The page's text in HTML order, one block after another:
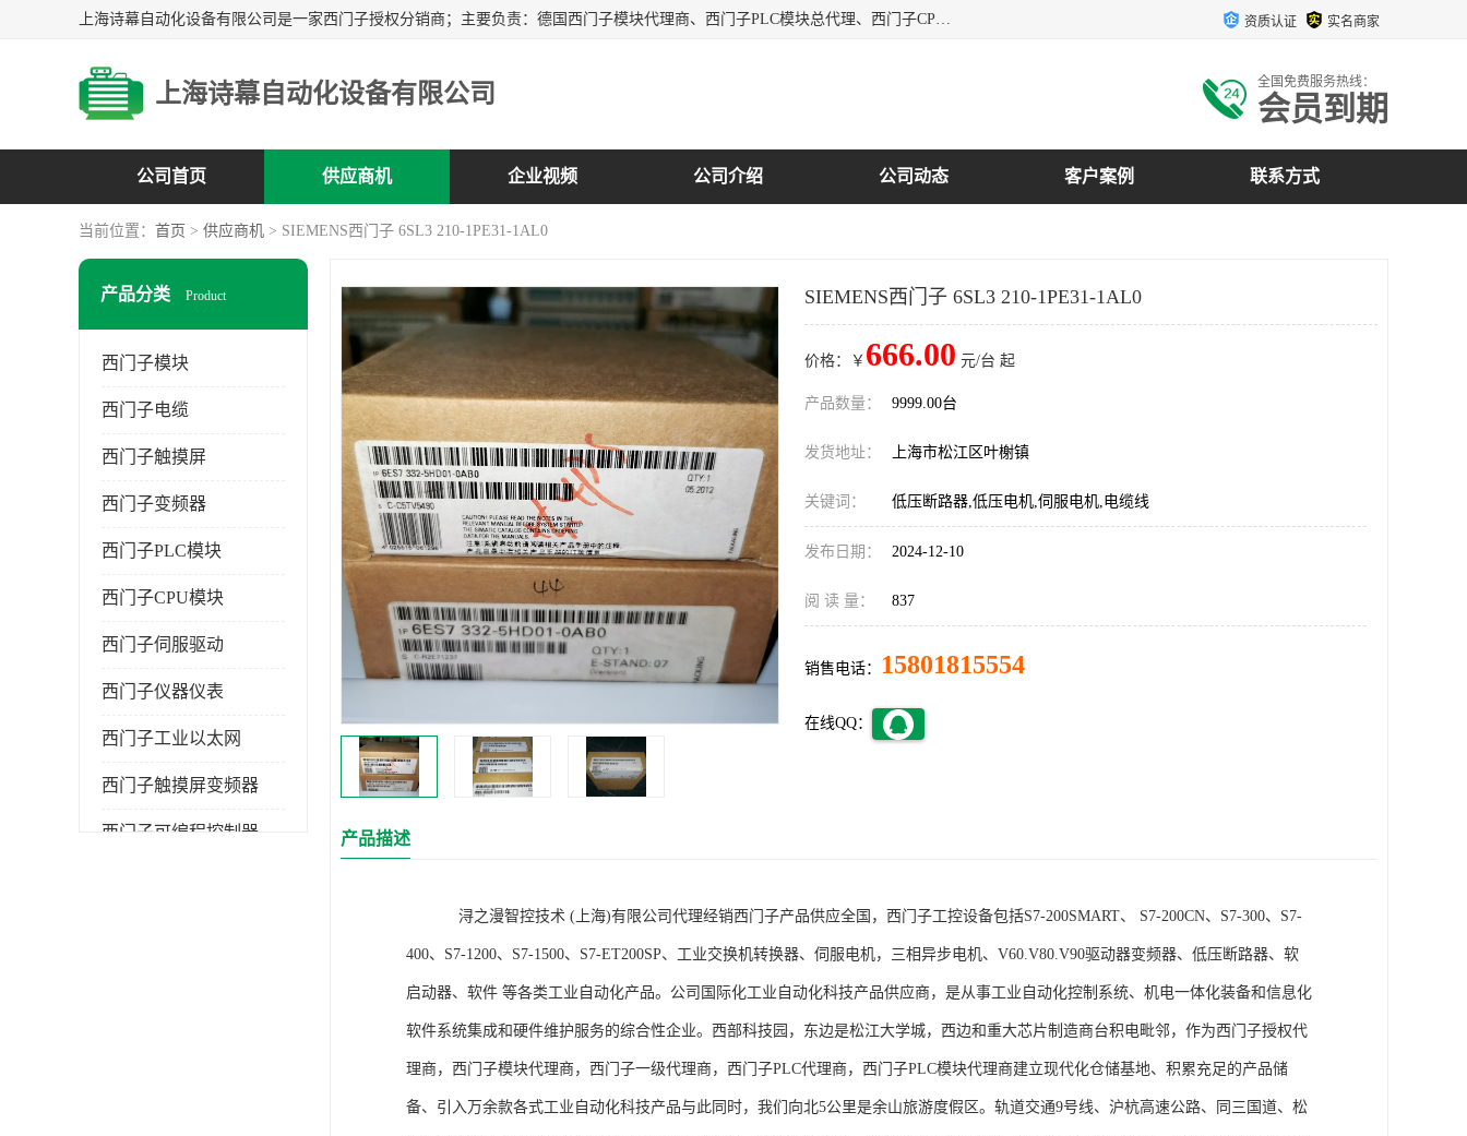
上海诗幕自动化设备有限公司是一家西门子授权分销商；主要负责：德国西门子模块代理商、西门子PLC模块总代理、西门子CPU模块代理商、西门子电缆代理、西门子触摸屏变频器总代理等专销售西门子各系列产品；实体公司，诚信经营，价格优势，品质保证，库存量大，供应！ 资质认证 实名商家
上海诗幕自动化设备有限公司 全国免费服务热线：
会员到期
公司首页 供应商机 企业视频 公司介绍 公司动态 客户案例 联系方式
当前位置： 首页 > 供应商机 > SIEMENS西门子 6SL3 210-1PE31-1AL0
产品分类 Product
西门子模块
西门子电缆
西门子触摸屏
西门子变频器
西门子PLC模块
西门子CPU模块
西门子伺服驱动
西门子仪器仪表
西门子工业以太网
西门子触摸屏变频器
西门子可编程控制器
SIEMENS西门子 6SL3 210-1PE31-1AL0
价格：￥ 666.00 元/台 起
产品数量： 9999.00台
发货地址： 上海市松江区叶榭镇
关键词： 低压断路器,低压电机,伺服电机,电缆线
发布日期： 2024-12-10
阅 读 量： 837
销售电话： 15801815554
在线QQ：
产品描述
浔之漫智控技术 (上海)有限公司代理经销西门子产品供应全国，西门子工控设备包括S7-200SMART、 S7-200CN、S7-300、S7-
400、S7-1200、S7-1500、S7-ET200SP、工业交换机转换器、伺服电机，三相异步电机、V60.V80.V90驱动器变频器、低压断路器、软
启动器、软件 等各类工业自动化产品。公司国际化工业自动化科技产品供应商，是从事工业自动化控制系统、机电一体化装备和信息化
软件系统集成和硬件维护服务的综合性企业。西部科技园，东边是松江大学城，西边和重大芯片制造商台积电毗邻，作为西门子授权代
理商，西门子模块代理商，西门子一级代理商，西门子PLC代理商，西门子PLC模块代理商建立现代化仓储基地、积累充足的产品储
备、引入万余款各式工业自动化科技产品与此同时，我们向北5公里是余山旅游度假区。轨道交通9号线、沪杭高速公路、同三国道、松